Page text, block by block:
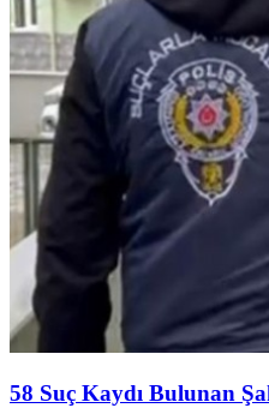
58 Suç Kaydı Bulunan